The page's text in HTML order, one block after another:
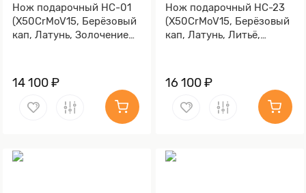
Нож подарочный НС-01
(X50CrMoV15, Берёзовый
кап, Латунь, Золочение
14 100 ₽
Нож подарочный НС-23
(X50CrMoV15, Берёзовый
кап, Латунь, Литьё,
16 100 ₽